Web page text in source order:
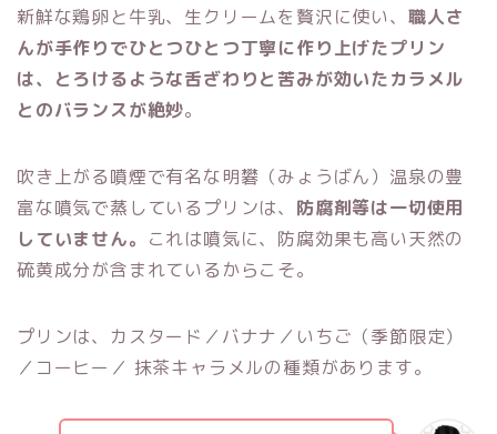
新鮮な鶏卵と牛乳、生クリームを贅沢に使い、 職人さ
んが手作りでひとつひとつ丁寧に作り上げたプリン
は、とろけるような舌ざわりと苦みが効いたカラメル
とのバランスが絶妙。
吹き上がる噴煙で有名な明礬（みょうばん）温泉の豊
富な噴気で蒸しているプリンは、 防腐剤等は一切使用
していません。 これは噴気に、防腐効果も高い天然の
硫黄成分が含まれているからこそ。
プリンは、カスタード／バナナ／いちご（季節限定）
／コーヒー／ 抹茶キャラメルの種類があります。